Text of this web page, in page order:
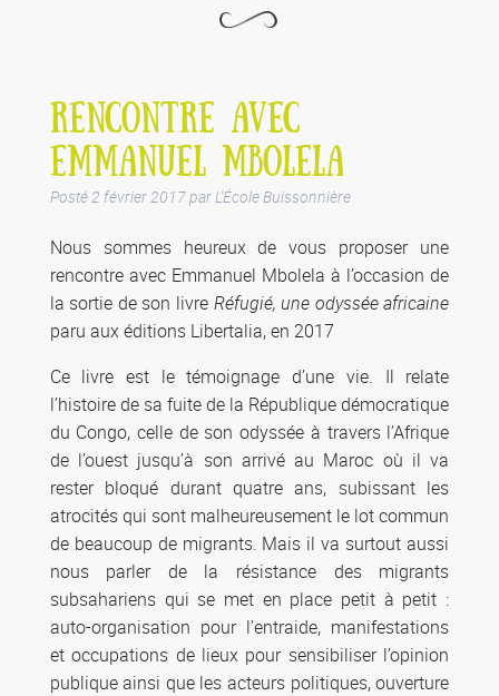
RENCONTRE AVEC
EMMANUEL MBOLELA
Posté 2 février 2017par L'École Buissonnière
Nous sommes heureux de vous proposer une
rencontre avec Emmanuel Mbolela à l’occasion de
la sortie de son livre Réfugié, une odyssée africaine
paru aux éditions Libertalia, en 2017
Ce livre est le témoignage d’une vie. Il relate
l’histoire de sa fuite de la République démocratique
du Congo, celle de son odyssée à travers l’Afrique
de l’ouest jusqu’à son arrivé au Maroc où il va
rester bloqué durant quatre ans, subissant les
atrocités qui sont malheureusement le lot commun
de beaucoup de migrants. Mais il va surtout aussi
nous parler de la résistance des migrants
subsahariens qui se met en place petit à petit :
auto-organisation pour l’entraide, manifestations
et occupations de lieux pour sensibiliser l’opinion
publique ainsi que les acteurs politiques, ouverture